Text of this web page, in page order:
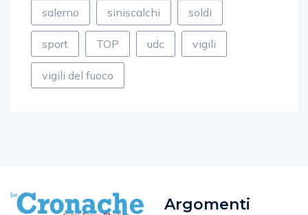
salerno siniscalchi soldi
sport TOP udc vigili
vigili del fuoco
Argomenti